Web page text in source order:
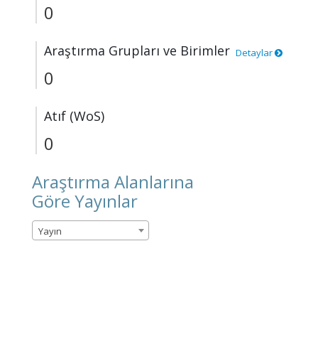
0
Araştırma Grupları ve Birimler Detaylar
0
Atıf (WoS)
0
Araştırma Alanlarına
Göre Yayınlar
Yayın